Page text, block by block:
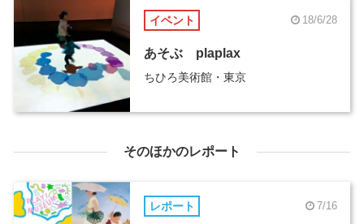
イベント 18/6/28
あそぶ plaplax
ちひろ美術館・東京
そのほかのレポート
レポート 7/16